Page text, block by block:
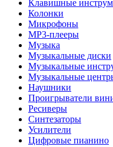
Клавишные
Колонки
Микрофоны
МР3-плееры
Музыка
Музыкальные диски
Музыкальные
Музыкальные
Наушники
Проигрыватели
Ресиверы
Синтезаторы
Усилители
Цифровые пианино